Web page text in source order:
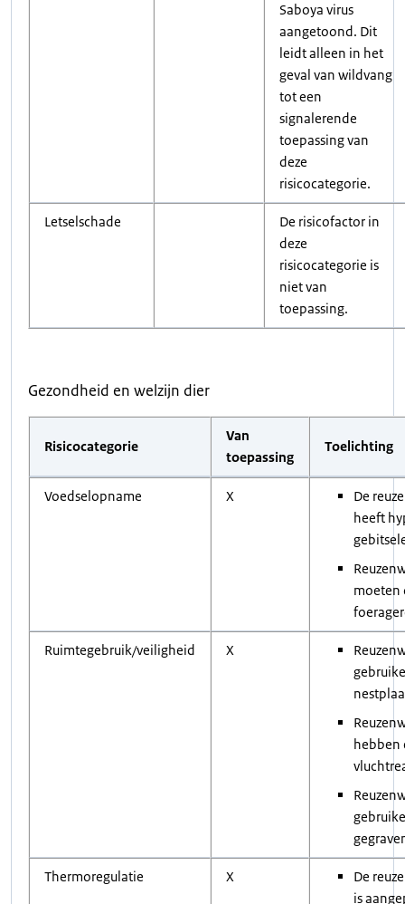
Saboya virus
aangetoond. Dit
leidt alleen in het
geval van wildvang
tot een
signalerende
toepassing van
deze
risicocategorie.
Letselschade
De risicofactor in
deze
risicocategorie is
niet van
toepassing.
Gezondheid en welzijn dier
Risicocategorie
Van
toepassing
Toelichting
Voedselopname X
De
heeft
moeten
Ruimtegebruik/veiligheid X
hebben
Thermoregulatie X
De
is